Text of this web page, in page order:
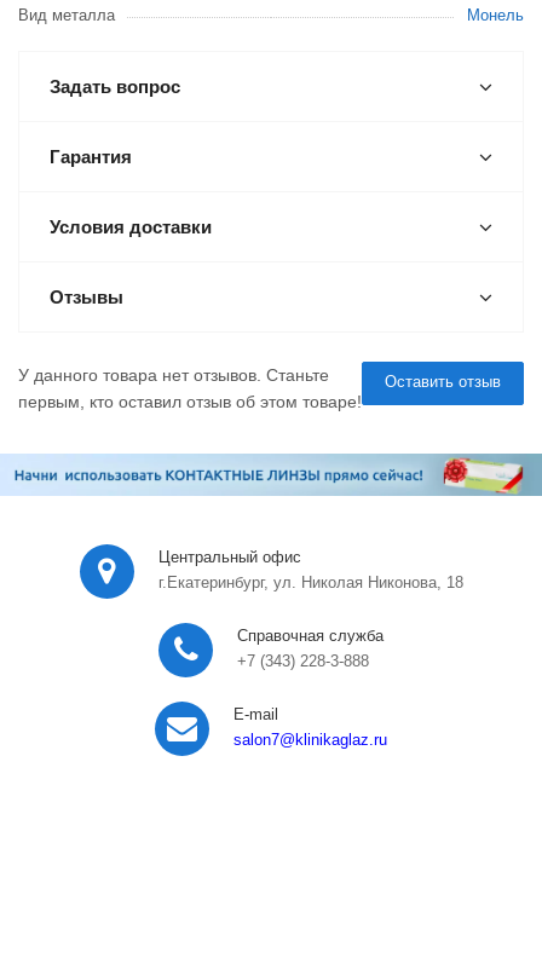
Вид металла
Монель
Задать вопрос
Гарантия
Условия доставки
Отзывы
Оставить отзыв
У данного товара нет отзывов. Станьте
первым, кто оставил отзыв об этом товаре!
Центральный офис
г.Екатеринбург, ул. Николая Никонова, 18
Справочная служба
+7 (343) 228-3-888
E-mail
salon7@klinikaglaz.ru